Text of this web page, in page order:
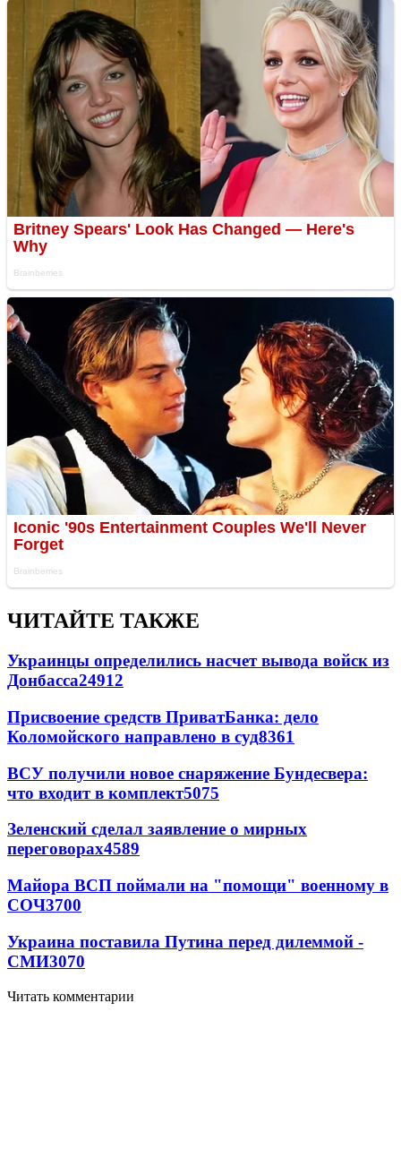
ЧИТАЙТЕ ТАКЖЕ
Украинцы определились насчет вывода войск из
Донбасса24912
Присвоение средств ПриватБанка: дело
Коломойского направлено в суд8361
ВСУ получили новое снаряжение Бундесвера:
что входит в комплект5075
Зеленский сделал заявление о мирных
переговорах4589
Майора ВСП поймали на "помощи" военному в
СОЧ3700
Украина поставила Путина перед дилеммой -
СМИ3070
Читать комментарии